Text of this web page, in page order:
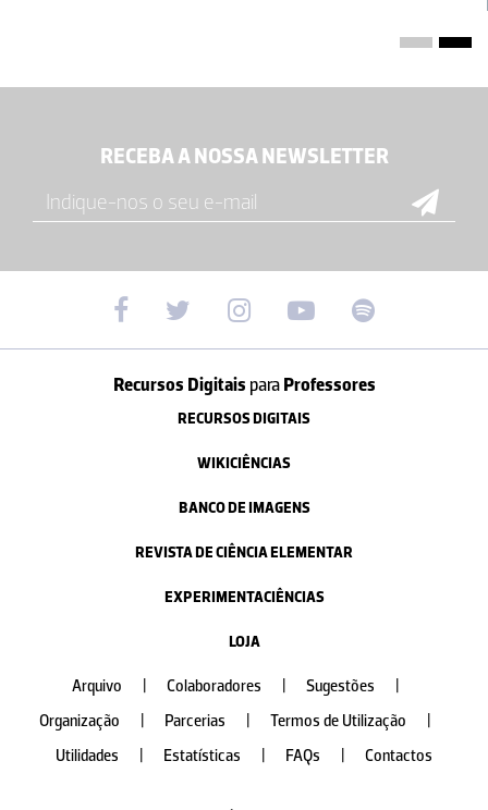
RECEBA A NOSSA NEWSLETTER
Recursos Digitais paraProfessores
RECURSOS DIGITAIS
WIKICIÊNCIAS
BANCO DE IMAGENS
REVISTA DE CIÊNCIA ELEMENTAR
EXPERIMENTACIÊNCIAS
LOJA
Arquivo Colaboradores Sugestões
Organização
Parcerias Termos de Utilização
Utilidades
Estatísticas FAQs Contactos